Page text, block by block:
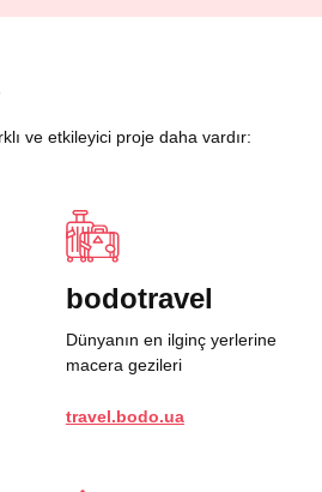
ve etkileyici proje daha vardır:
bodotravel
Dünyanın en ilginç yerlerine
macera gezileri
travel.bodo.ua